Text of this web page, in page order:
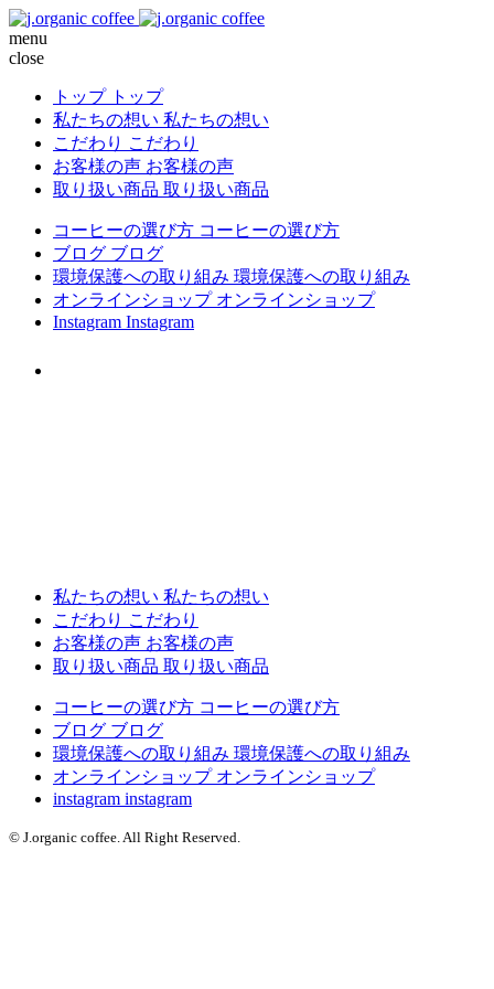
menu
close
トップ トップ
私たちの想い 私たちの想い
こだわり こだわり
お客様の声 お客様の声
取り扱い商品 取り扱い商品
コーヒーの選び方 コーヒーの選び方
ブログ ブログ
環境保護への取り組み 環境保護への取り組み
オンラインショップ オンラインショップ
Instagram Instagram
私たちの想い 私たちの想い
こだわり こだわり
お客様の声 お客様の声
取り扱い商品 取り扱い商品
コーヒーの選び方 コーヒーの選び方
ブログ ブログ
環境保護への取り組み 環境保護への取り組み
オンラインショップ オンラインショップ
instagram instagram
© J.organic coffee. All Right Reserved.